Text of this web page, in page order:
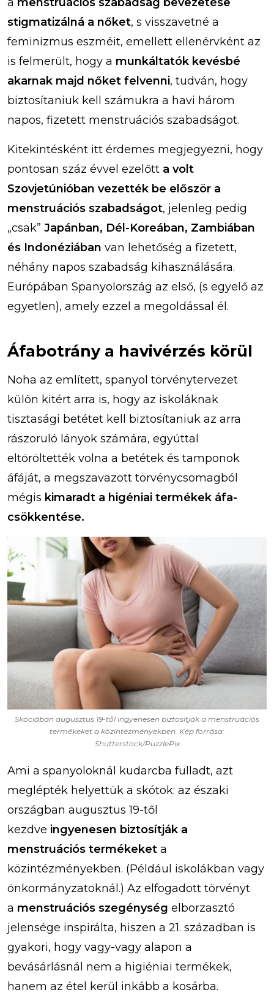
stigmatizálná a nőket, s visszavetné a
feminizmus eszméit, emellett ellenérvként az
is felmerült, hogy a munkáltatók kevésbé
akarnak majd nőket felvenni, tudván, hogy
biztosítaniuk kell számukra a havi három
napos, fizetett menstruációs szabadságot.
Kitekintésként itt érdemes megjegyezni, hogy
pontosan száz évvel ezelőtt a volt
Szovjetúnióban vezették be először a
menstruációs szabadságot, jelenleg pedig
„csak” Japánban, Dél-Koreában, Zambiában
és Indonéziában van lehetőség a fizetett,
néhány napos szabadság kihasználására.
Európában Spanyolország az első, (s egyelő az
egyetlen), amely ezzel a megoldással él.
Áfabotrány a havivérzés körül
Noha az említett, spanyol törvénytervezet
külön kitért arra is, hogy az iskoláknak
tisztasági betétet kell biztosítaniuk az arra
rászoruló lányok számára, egyúttal
eltöröltették volna a betétek és tamponok
áfáját, a megszavazott törvénycsomagból
mégis kimaradt a higéniai termékek áfa-
csökkentése.
Skóciában augusztus 19-től ingyenesen biztosítják a menstruációs
termékeket a közintézményekben. Kép forrása:
Shutterstock/PuzzlePix
Ami a spanyoloknál kudarcba fulladt, azt
meglépték helyettük a skótok: az északi
országban augusztus 19-től
kezdve ingyenesen biztosítják a
menstruációs termékeket a
közintézményekben. (Például iskolákban vagy
önkormányzatoknál.) Az elfogadott törvényt
a menstruációs szegénység elborzasztó
jelensége inspirálta, hiszen a 21. században is
gyakori, hogy vagy-vagy alapon a
bevásárlásnál nem a higiéniai termékek,
hanem az étel kerül inkább a kosárba.